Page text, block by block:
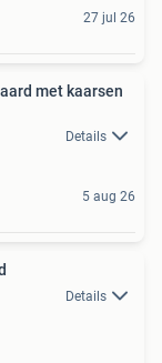
27 jul 26
met kaarsen
Details
5 aug 26
Details